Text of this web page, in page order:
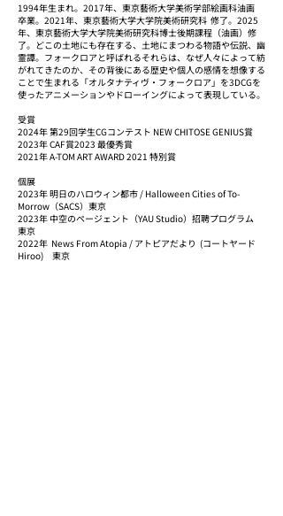
1994年生まれ。2017年、東京藝術大学美術学部絵画科油画
卒業。2021年、東京藝術大学大学院美術研究科 修了。2025
年、東京藝術大学大学院美術研究科博士後期課程（油画）修
了。どこの土地にも存在する、土地にまつわる物語や伝説、幽
霊譚。フォークロアと呼ばれるそれらは、なぜ人々によって紡
がれてきたのか、その背後にある歴史や個人の感情を想像する
ことで生まれる「オルタナティヴ・フォークロア」を3DCGを
使ったアニメーションやドローイングによって表現している。
受賞
2024年 第29回学生CGコンテスト NEW CHITOSE GENIUS賞
2023年 CAF賞2023 最優秀賞
2021年 A-TOM ART AWARD 2021 特別賞
個展
2023年 明日のハロウィン都市 / Halloween Cities of To-
Morrow（SACS）東京
2023年 中空のページェント（YAU Studio）招聘プログラム
東京
2022年 News From Atopia / アトピアだより (コートヤード
Hiroo) 東京